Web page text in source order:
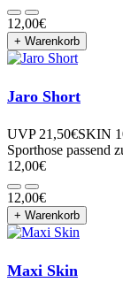
12,00€
+ Warenkorb
Jaro Short
UVP 21,50€SKIN
Sporthose passend
12,00€
12,00€
+ Warenkorb
Maxi Skin